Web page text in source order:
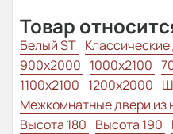
Товар
Белый ST
900x2000 1000x2100
1100x2100 1200x2000
Межкомнатные двери из
Высота 180 Высота 190